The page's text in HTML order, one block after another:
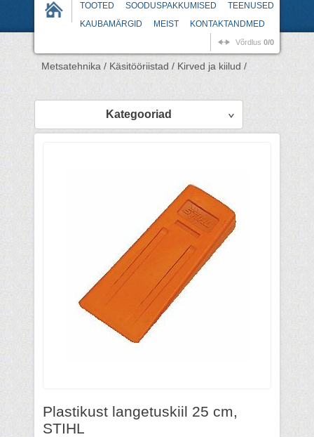
TOOTED SOODUSPAKKUMISED
TEENUSED
KAUBAMÄRGID
MEIST KONTAKTANDMED
Võrdlus 0/0
Metsatehnika / Käsitööriistad / Kirved ja kiilud /
Kategooriad
Plastikust langetuskiil 25 cm,
STIHL